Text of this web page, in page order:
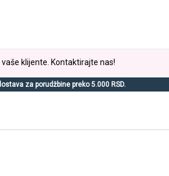
klijente. Kontaktirajte nas!
za porudžbine preko 5.000 RSD.